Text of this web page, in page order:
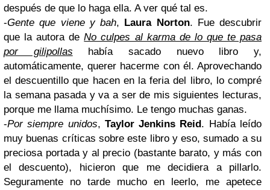
después de que lo haga ella. A ver qué tal es.
-Gente que viene y bah, Laura Norton. Fue descubrir
que la autora deNo culpes al karma de lo que te pasa
por gilipollas había sacado nuevo libro y,
automáticamente, querer hacerme con él. Aprovechando
el descuentillo que hacen en la feria del libro, lo compré
la semana pasada y va a ser de mis siguientes lecturas,
porque me llama muchísimo. Le tengo muchas ganas.
-Por siempre unidos, Taylor Jenkins Reid. Había leído
muy buenas críticas sobre este libro y eso, sumado a su
preciosa portaday al precio (bastante barato, y más con
el descuento), hicieron que me decidiera a pillarlo.
Seguramente no tarde mucho en leerlo, me apetece